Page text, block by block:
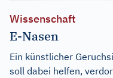
Wissenschaft
E-Nasen
Ein künstlicher
soll dabei helfen,